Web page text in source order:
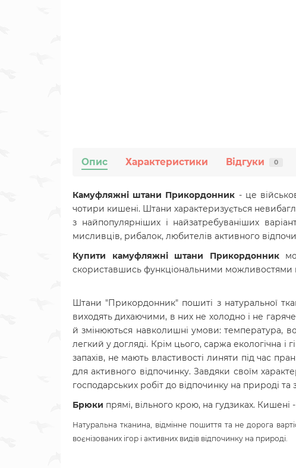
Опис Характеристики Відгуки 0
Камуфляжні штани Прикордонник - це
чотири кишені. Штани характеризується
з найпопулярніших і найзатребуваніших
мисливців, рибалок, любителів активного
Купити камуфляжні штани Прикордонник
скориставшись функціональними можливостями
Штани "Прикордонник" пошиті з натуральної
виходять дихаючими, в них не холодно і не
й змінюються навколишні умови: температура,
легкий у догляді. Крім цього, саржа екологічна
запахів, не мають властивості линяти під час
для активного відпочинку. Завдяки своїм
господарських робіт до відпочинку на природі
Брюки прямі, вільного крою, на гудзиках.
Натуральна тканина, відмінне пошиття та не дорога
воєнізованих ігор і активних видів відпочинку на природі.